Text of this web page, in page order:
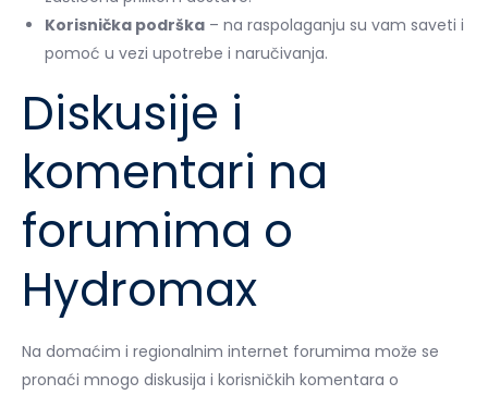
Korisnička podrška – na raspolaganju su vam saveti i
pomoć u vezi upotrebe i naručivanja.
Diskusije i
komentari na
forumima o
Hydromax
Na domaćim i regionalnim internet forumima može se
pronaći mnogo diskusija i korisničkih komentara o